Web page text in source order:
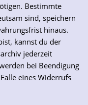
Bestimmte
sind, speichern
hinaus.
kannst du der
jederzeit
bei Beendigung
eines Widerrufs